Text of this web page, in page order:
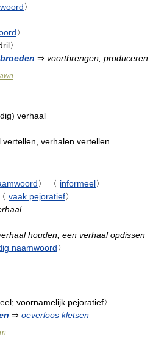
〉
〉
〉
⇒ voortbrengen, produceren
verhaal
verhalen vertellen
〉 〈 informeel〉
〈 vaak pejoratief〉
houden, een verhaal opdissen
naamwoord〉
voornamelijk pejoratief〉
⇒ oeverloos kletsen